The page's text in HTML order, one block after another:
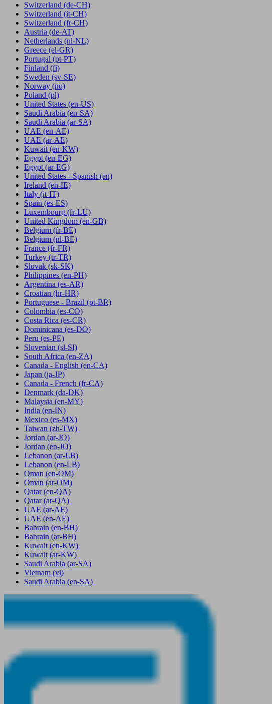
Switzerland (de-CH)
Switzerland (it-CH)
Switzerland (fr-CH)
Austria (de-AT)
Netherlands (nl-NL)
Greece (el-GR)
Portugal (pt-PT)
Finland (fi)
Sweden (sv-SE)
Norway (no)
Poland (pl)
United States (en-US)
Saudi Arabia (en-SA)
Saudi Arabia (ar-SA)
UAE (en-AE)
UAE (ar-AE)
Kuwait (en-KW)
Egypt (en-EG)
Egypt(ar-EG)
United States - Spanish (en)
Ireland (en-IE)
Italy (it-IT)
Spain (es-ES)
Luxembourg (fr-LU)
United Kingdom (en-GB)
Belgium (fr-BE)
Belgium (nl-BE)
France (fr-FR)
Turkey (tr-TR)
Slovak (sk-SK)
Philippines (en-PH)
Argentina (es-AR)
Croatian (hr-HR)
Portuguese - Brazil (pt-BR)
Colombia (es-CO)
Costa Rica (es-CR)
Dominicana (es-DO)
Peru (es-PE)
Slovenian (sl-SI)
South Africa (en-ZA)
Canada - English (en-CA)
Japan (ja-JP)
Canada - French (fr-CA)
Denmark (da-DK)
Malaysia (en-MY)
India (en-IN)
Mexico (es-MX)
Taiwan (zh-TW)
Jordan (ar-JO)
Jordan (en-JO)
Lebanon (ar-LB)
Lebanon (en-LB)
Oman (en-OM)
Oman (ar-OM)
Qatar (en-QA)
Qatar (ar-QA)
UAE (ar-AE)
UAE (en-AE)
Bahrain (en-BH)
Bahrain (ar-BH)
Kuwait (en-KW)
Kuwait (ar-KW)
Saudi Arabia (ar-SA)
Vietnam (vi)
Saudi Arabia (en-SA)